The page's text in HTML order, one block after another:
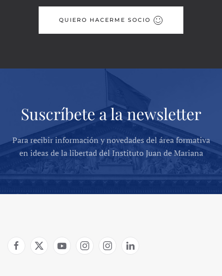
QUIERO HACERME SOCIO
Suscríbete a la newsletter
Para recibir información y novedades del área formativa
en ideas de la libertad del Instituto Juan de Mariana